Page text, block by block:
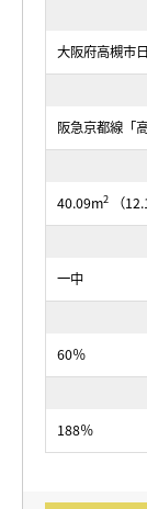
大阪府高槻市
阪急京都線「
40.09m2
（
一中
60％
188％